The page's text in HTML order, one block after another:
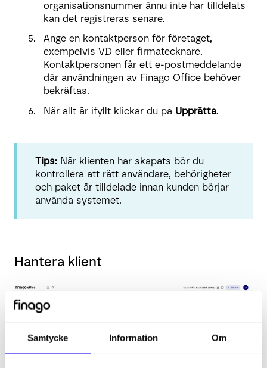
Samtycke Information Om
organisationsnummer ännu inte har tilldelats
kan det registreras senare.
Ange en kontaktperson för företaget,
exempelvis VD eller firmatecknare.
Kontaktpersonen får ett e-postmeddelande
där användningen av Finago Office behöver
bekräftas.
När allt är ifyllt klickar du på Upprätta.
Tips: När klienten har skapats bör du
kontrollera att rätt användare, behörigheter
och paket är tilldelade innan kunden börjar
använda systemet.
Hantera klient